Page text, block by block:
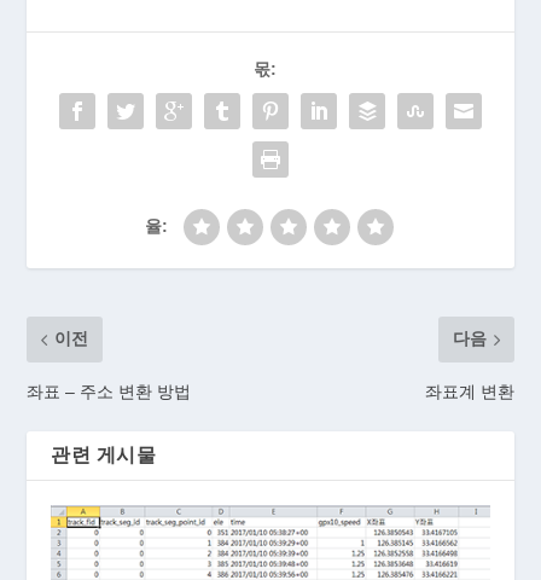
몫:
율:
이전
좌표 – 주소 변환 방법
다음
좌표계 변환
관련 게시물